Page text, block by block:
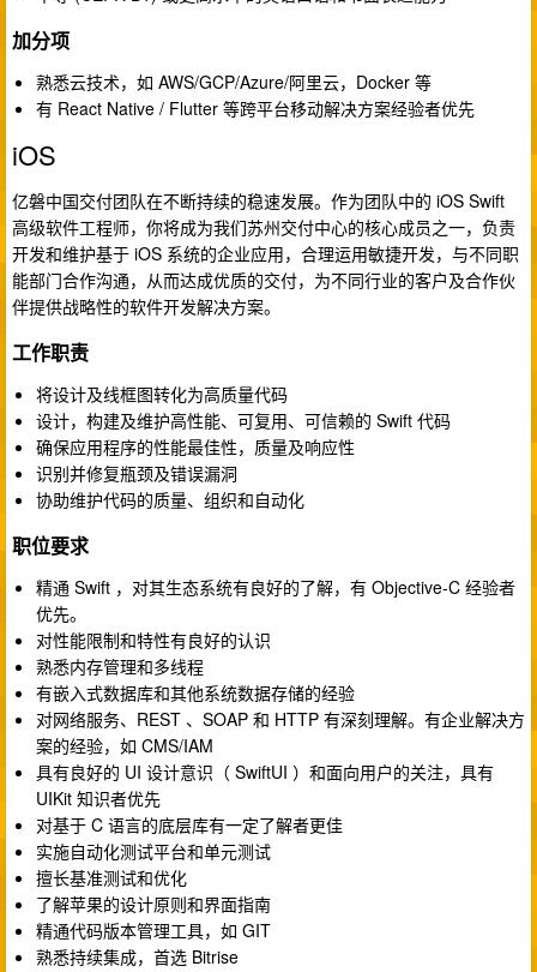
加分项
熟悉云技术，如 AWS/GCP/Azure/阿里云，Docker 等
有 React Native / Flutter 等跨平台移动解决方案经验者优先
iOS
亿磐中国交付团队在不断持续的稳速发展。作为团队中的 iOS Swift
高级软件工程师，你将成为我们苏州交付中心的核心成员之一，负责
开发和维护基于 iOS 系统的企业应用，合理运用敏捷开发，与不同职
能部门合作沟通，从而达成优质的交付，为不同行业的客户及合作伙
伴提供战略性的软件开发解决方案。
工作职责
将设计及线框图转化为高质量代码
设计，构建及维护高性能、可复用、可信赖的 Swift 代码
确保应用程序的性能最佳性，质量及响应性
识别并修复瓶颈及错误漏洞
协助维护代码的质量、组织和自动化
职位要求
精通 Swift ，对其生态系统有良好的了解，有 Objective-C 经验者
优先。
对性能限制和特性有良好的认识
熟悉内存管理和多线程
有嵌入式数据库和其他系统数据存储的经验
对网络服务、REST 、SOAP 和 HTTP 有深刻理解。有企业解决方
案的经验，如 CMS/IAM
具有良好的 UI 设计意识（ SwiftUI ）和面向用户的关注，具有
UIKit 知识者优先
对基于 C 语言的底层库有一定了解者更佳
实施自动化测试平台和单元测试
擅长基准测试和优化
了解苹果的设计原则和界面指南
精通代码版本管理工具，如 GIT
熟悉持续集成，首选 Bitrise